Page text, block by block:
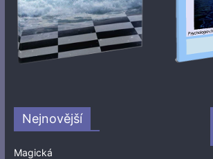
Nejnovější
Magická